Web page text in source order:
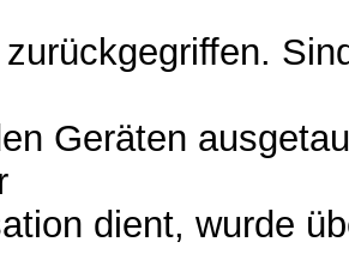
Geräten
dient, wurde